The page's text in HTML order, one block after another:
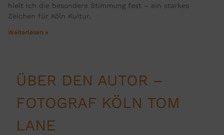
hielt ich die besondere Stimmung fest – ein starkes
Zeichen für Köln Kultur.
Weiterlesen »
ÜBER DEN AUTOR –
FOTOGRAF KÖLN TOM
LANE